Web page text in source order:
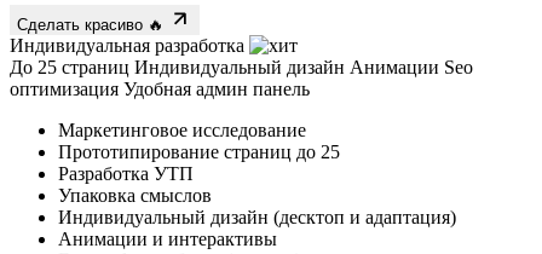
Индивидуальная разработка
До 25 страниц Индивидуальный дизайн
оптимизация Удобная админ панель
Маркетинговое исследование
Прототипирование страниц до 25
Разработка УТП
Упаковка смыслов
Индивидуальный дизайн (десктоп и адаптация)
Анимации и интерактивы
Frontend разработка (верстка)
Программирование